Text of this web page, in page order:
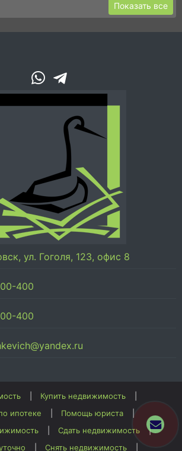
Показать все
ул. Гоголя, 123, офис 8
400
400
Купить недвижимость
ипотеке
Помощь юриста
Сдать недвижимость
Снять недвижимость